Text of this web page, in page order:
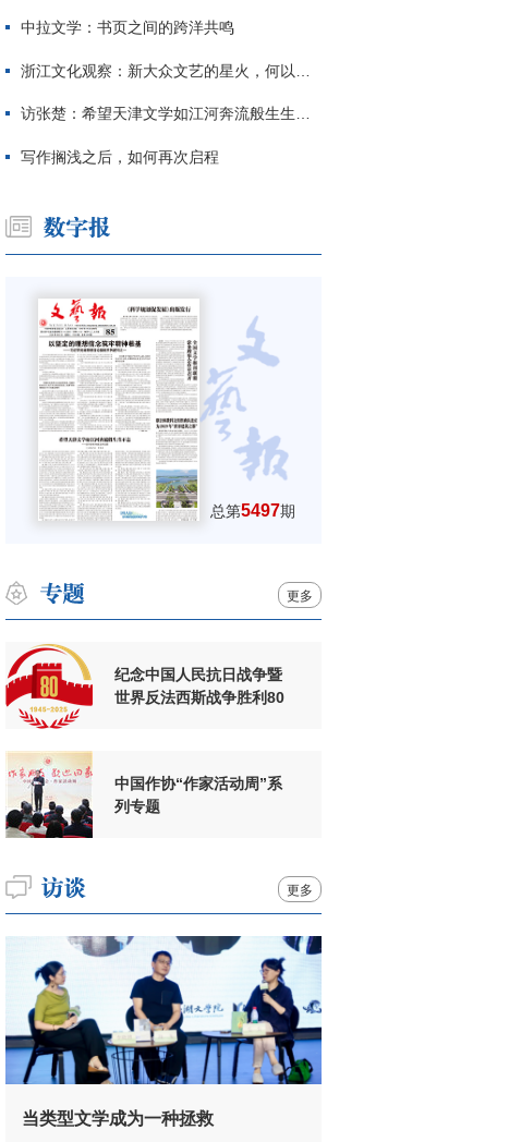
中拉文学：书页之间的跨洋共鸣
浙江文化观察：新大众文艺的星火，何以燎原？
访张楚：希望天津文学如江河奔流般生生不息
写作搁浅之后，如何再次启程
总第5497期
更多
纪念中国人民抗日战争暨
世界反法西斯战争胜利80
中国作协“作家活动周”系
列专题
更多
当类型文学成为一种拯救